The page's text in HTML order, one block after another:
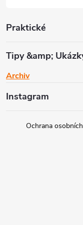
Praktické
Tipy &amp;
Archiv
Instagram
Ochrana